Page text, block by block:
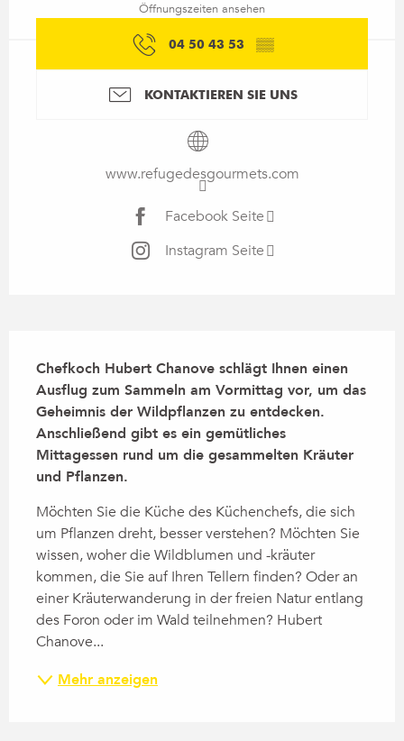
Öffnungszeiten ansehen
04 50 43 53 ▒▒
KONTAKTIEREN SIE UNS
www.refugedesgourmets.com
Facebook Seite
Instagram Seite
Chefkoch Hubert Chanove schlägt Ihnen einen
Ausflug zum Sammeln am Vormittag vor, um das
Geheimnis der Wildpflanzen zu entdecken.
Anschließend gibt es ein gemütliches
Mittagessen rund um die gesammelten Kräuter
und Pflanzen.
Möchten Sie die Küche des Küchenchefs, die sich
um Pflanzen dreht, besser verstehen? Möchten Sie
wissen, woher die Wildblumen und -kräuter
kommen, die Sie auf Ihren Tellern finden? Oder an
einer Kräuterwanderung in der freien Natur entlang
des Foron oder im Wald teilnehmen? Hubert
Chanove...
Mehr anzeigen